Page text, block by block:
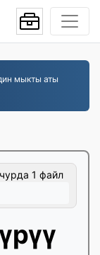
мыкты аты
1 файл